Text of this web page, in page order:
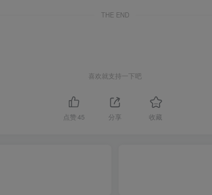
THE END
喜欢就支持一下吧
点赞 45 分享 收藏